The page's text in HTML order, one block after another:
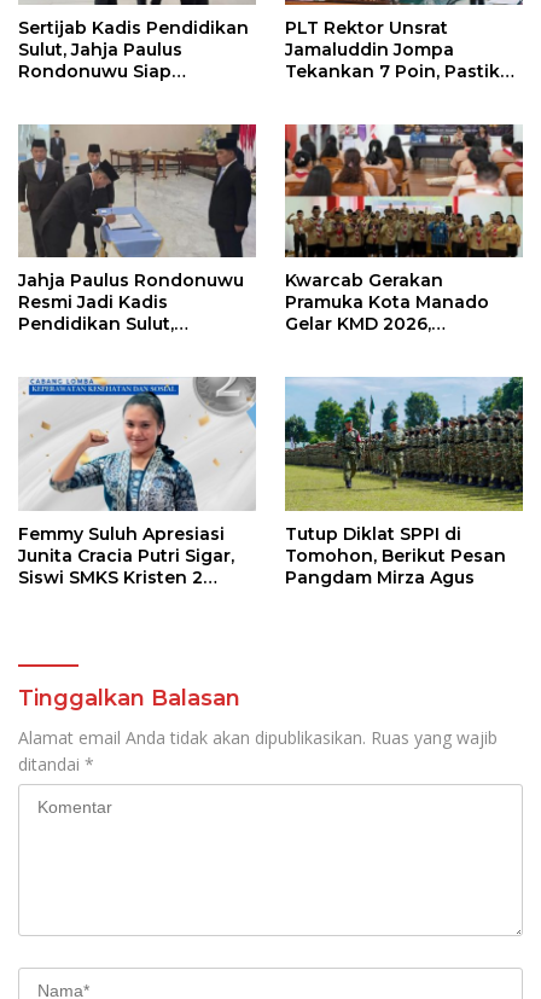
Sertijab Kadis Pendidikan
Sulut, Jahja Paulus
Rondonuwu Siap
PLT Rektor Unsrat
Jamaluddin Jompa
Tekankan 7 Poin, Pastikan
Jahja Paulus Rondonuwu
Resmi Jadi Kadis
Pendidikan Sulut,
Kwarcab Gerakan
Pramuka Kota Manado
Gelar KMD 2026,
Pramuka
Femmy Suluh Apresiasi
Junita Cracia Putri Sigar,
Siswi SMKS Kristen 2
Tutup Diklat SPPI di
Tomohon, Berikut Pesan
Pangdam Mirza Agus
Tinggalkan Balasan
Alamat email Anda tidak akan dipublikasikan. Ruas yang wajib
ditandai *